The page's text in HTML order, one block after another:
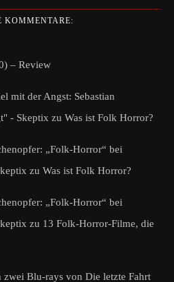
KOMMENTARE:
– Review
mit der Angst: Sebastian
- Skeptix zu Was ist Folk Horror?
„Folk-Horror“ bei
zu Was ist Folk Horror?
„Folk-Horror“ bei
zu 13 Folk-Horror-Filme, die
zwei Blu-rays von Die letzte Fahrt